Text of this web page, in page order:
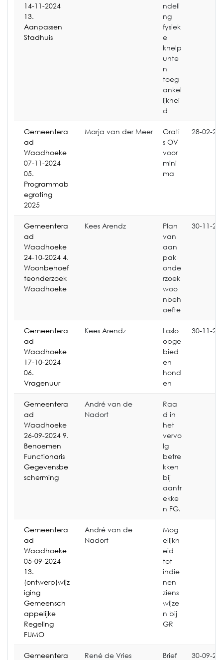
14-11-2024
13.
Aanpassen
Stadhuis
ndeli
ng
fysiek
e
knelp
unte
n
toeg
ankel
ijkhei
d
Gemeentera
ad
Waadhoeke
07-11-2024
05.
Programmab
egroting
2025
Marja van der Meer
Grati
s OV
voor
mini
ma
28-02-
Gemeentera
ad
Waadhoeke
24-10-2024 4.
Woonbehoef
teonderzoek
Waadhoeke
Kees Arendz
Plan
van
aan
pak
onde
rzoek
woo
nbeh
oefte
30-11-
Gemeentera
ad
Waadhoeke
17-10-2024
06.
Vragenuur
Kees Arendz
Loslo
opge
bied
en
hond
en
30-11-
Gemeentera
ad
Waadhoeke
26-09-2024 9.
Benoemen
Functionaris
Gegevensbe
scherming
André van de
Nadort
Raa
d in
het
vervo
lg
betre
kken
bij
aantr
ekke
n FG.
Gemeentera
ad
Waadhoeke
05-09-2024
13.
(ontwerp)wijz
iging
Gemeensch
appelijke
Regeling
FUMO
André van de
Nadort
Mog
elijkh
eid
tot
indie
nen
ziens
wijze
n bij
GR
Gemeentera René de Vries Brief 30-09-